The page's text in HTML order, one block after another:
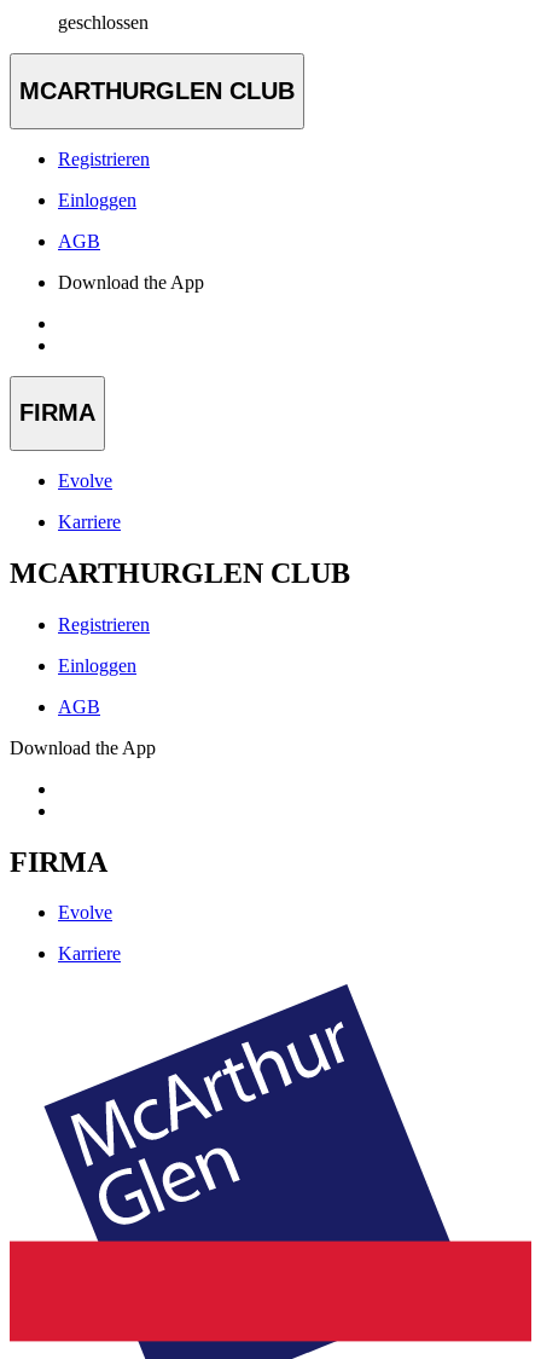
geschlossen
MCARTHURGLEN CLUB
Registrieren
Einloggen
AGB
Download the App
FIRMA
Evolve
Karriere
MCARTHURGLEN CLUB
Registrieren
Einloggen
AGB
Download the App
FIRMA
Evolve
Karriere